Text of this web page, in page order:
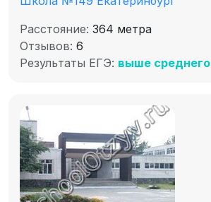
Расстояние: 364 метра
Отзывов: 6
Результаты ЕГЭ: выше среднего